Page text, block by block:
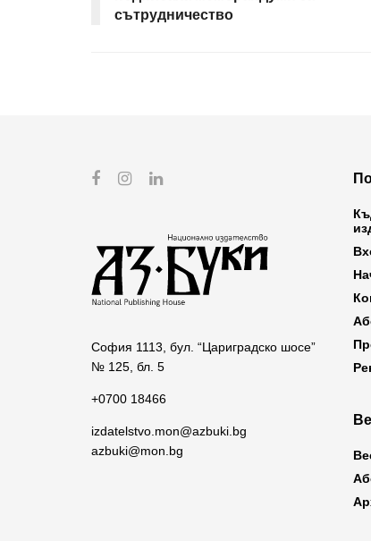
сътрудничество
София 1113, бул. “Цариградско шосе”
№ 125, бл. 5
+0700 18466
izdatelstvo.mon@azbuki.bg
azbuki@mon.bg